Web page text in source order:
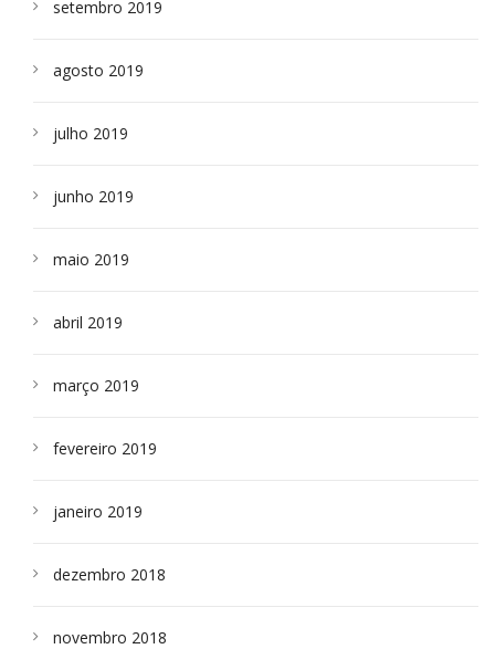
setembro 2019
agosto 2019
julho 2019
junho 2019
maio 2019
abril 2019
março 2019
fevereiro 2019
janeiro 2019
dezembro 2018
novembro 2018